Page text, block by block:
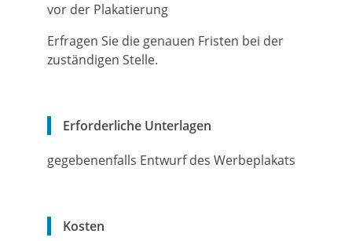
vor der Plakatierung
Erfragen Sie die genauen Fristen bei der
zuständigen Stelle.
Erforderliche Unterlagen
gegebenenfalls Entwurf des Werbeplakats
Kosten